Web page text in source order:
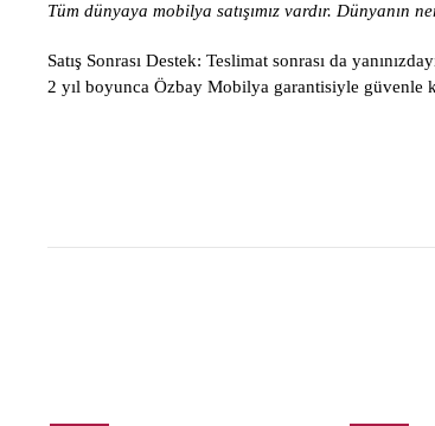
Tüm dünyaya mobilya satışımız vardır. Dünyanın
Satış Sonrası Destek: Teslimat sonrası da
2 yıl boyunca Özbay Mobilya garantisiyle güvenle